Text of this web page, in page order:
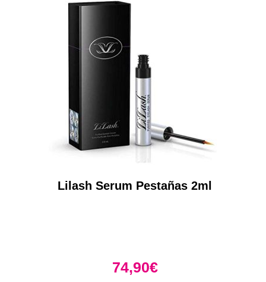
Lilash Serum Pestañas 2ml
74,90€